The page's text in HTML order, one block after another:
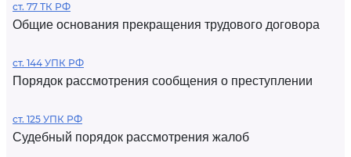
ст. 77 ТК РФ
Общие основания прекращения трудового договора
ст. 144 УПК РФ
Порядок рассмотрения сообщения о преступлении
ст. 125 УПК РФ
Судебный порядок рассмотрения жалоб